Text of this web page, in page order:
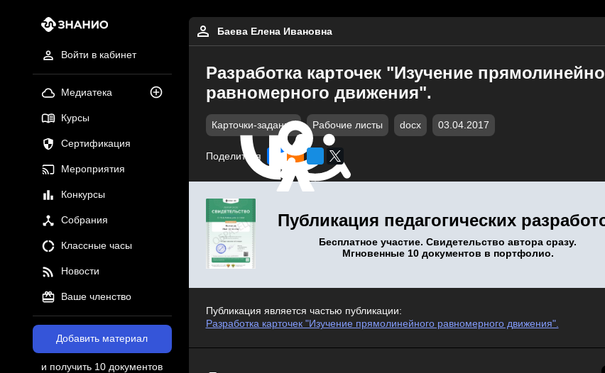
Войти в кабинет
Медиатека
Курсы
Сертификация
Мероприятия
Конкурсы
Собрания
Классные часы
Новости
Ваше членство
Добавить материал
и получить 10 документов
Баева Елена Ивановна
Разработка карточек "Изучение
равномерного движения".
Карточки-задания Рабочие листы docx 03.04.2017
Поделиться
Публикация педагогических
Бесплатное участие. Свидетельство автора сразу.
Мгновенные 10 документов в портфолио.
Публикация является частью публикации:
Разработка карточек "Изучение прямолинейного равномерного движения".